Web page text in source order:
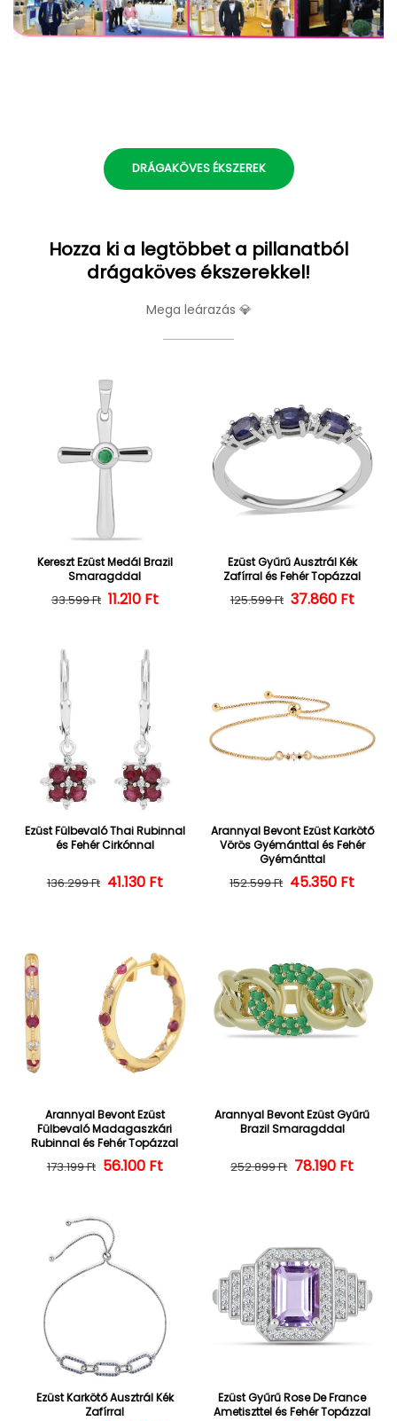
DRÁGAKÖVES ÉKSZEREK
Hozza ki a legtöbbet a pillanatból
drágaköves ékszerekkel!
Mega leárazás 💎
Kereszt Ezüst Medál Brazil
Smaragddal
Normál ár
33.599 Ft Kedvezményes ár
11.210 Ft
Ezüst Gyűrű Ausztrál Kék
Zafírral és Fehér Topázzal
Normál ár
125.599 Ft 37.860 Ft
Ezüst Fülbevaló Thai Rubinnal
és Fehér Cirkónnal
Normál ár
136.299 Ft Kedvezményes ár
41.130 Ft
Arannyal Bevont Ezüst Karkötő
Vörös Gyémánttal és Fehér
Gyémánttal
Normál ár
152.599 Ft 45.350 Ft
Arannyal Bevont Ezüst
Fülbevaló Madagaszkári
Rubinnal és Fehér Topázzal
Normál ár
173.199 Ft Kedvezményes ár
56.100 Ft
Arannyal Bevont Ezüst Gyűrű
Brazil Smaragddal
Normál ár
252.899 Ft 78.190 Ft
Ezüst Karkötő Ausztrál Kék
Zafírral
Ezüst Gyűrű Rose De France
Ametiszttel és Fehér Topázzal